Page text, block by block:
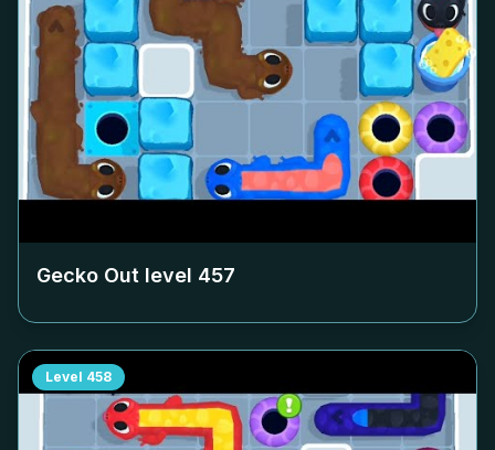
Gecko Out level 457
Level 458